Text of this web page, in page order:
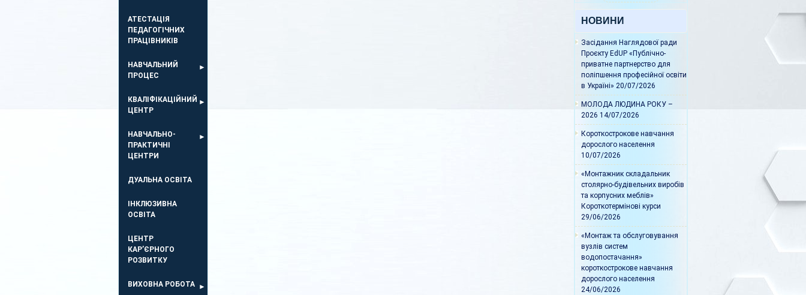
АТЕСТАЦІЯ
ПЕДАГОГІЧНИХ
ПРАЦІВНИКІВ
НАВЧАЛЬНИЙ
ПРОЦЕС
КВАЛІФІКАЦІЙНИЙ
ЦЕНТР
НАВЧАЛЬНО-
ПРАКТИЧНІ
ЦЕНТРИ
ДУАЛЬНА ОСВІТА
ІНКЛЮЗИВНА
ОСВІТА
ЦЕНТР
КАР’ЄРНОГО
РОЗВИТКУ
ВИХОВНА РОБОТА
НОВИНИ
Засідання Наглядової ради
Проєкту EdUP «Публічно-
приватне партнерство для
поліпшення професійної освіти
в Україні» 20/07/2026
МОЛОДА ЛЮДИНА РОКУ –
2026 14/07/2026
Короткострокове навчання
дорослого населення
10/07/2026
«Монтажник складальник
столярно-будівельних виробів
та корпусних меблів»
Короткотермінові курси
29/06/2026
«Монтаж та обслуговування
вузлів систем
водопостачання»
короткострокове навчання
дорослого населення
24/06/2026